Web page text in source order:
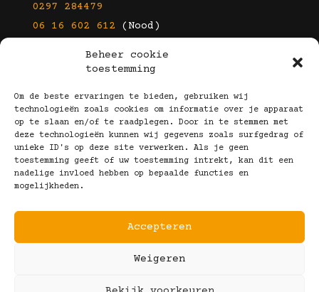
Beheer cookie
toestemming
Om de beste ervaringen te bieden, gebruiken wij
technologieën zoals cookies om informatie over je apparaat
op te slaan en/of te raadplegen. Door in te stemmen met
deze technologieën kunnen wij gegevens zoals surfgedrag of
unieke ID's op deze site verwerken. Als je geen
toestemming geeft of uw toestemming intrekt, kan dit een
nadelige invloed hebben op bepaalde functies en
mogelijkheden.
Accepteren
Weigeren
0297 284479
06 16 602 612 (Nood)
info@kootbrillen.nl
Volg Ons!
Copyright © 2025 Koot Brillen
Algemene Voorwaarden